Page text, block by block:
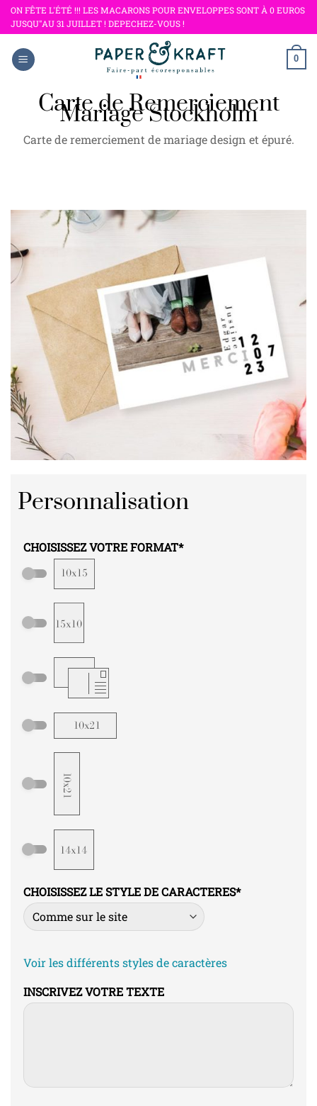
Passer
au
ON FÊTE L'ÉTÉ !!! LES MACARONS POUR ENVELOPPES SONT À 0 EUROS
JUSQU"AU 31 JUILLET ! DEPECHEZ-VOUS !
0
Carte de Remerciement
Mariage Stockholm
Carte de remerciement de mariage design et épuré.
Personnalisation
CHOISISSEZ VOTRE FORMAT*
CHOISISSEZ LE STYLE DE CARACTERES*
Voir les différents styles de caractères
INSCRIVEZ VOTRE TEXTE